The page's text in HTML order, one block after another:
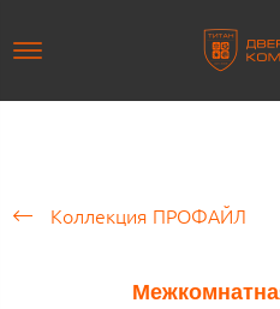
Коллекция ПРОФАЙЛ